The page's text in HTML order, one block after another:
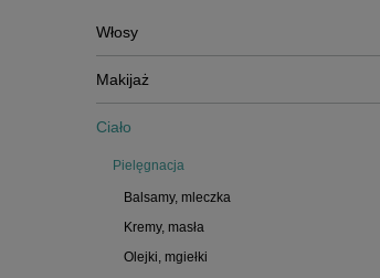
Włosy
Makijaż
Ciało
Pielęgnacja
Balsamy, mleczka
Kremy, masła
Olejki, mgiełki